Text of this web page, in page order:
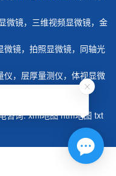
微镜， 三维视频显微镜， 金
微镜， 拍照显微镜， 同轴光
仪， 层厚量测仪， 体视显微
咨询.xml地图 htm地图 txt